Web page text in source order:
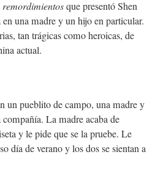
remordimientosque presentó Shen
una madre y un hijo en particular.
tan trágicas como heroicas, de
actual.
un pueblito de campo, una madre y
La madre acaba de
y le pide que se la pruebe. Le
día de verano y los dos se sientan a